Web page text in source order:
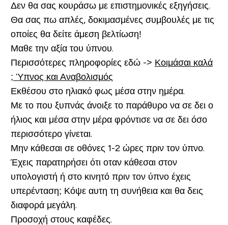
Δεν θα σας κουράσω με επιστημονικές εξηγήσεις.
Θα σας πω απλές, δοκιμασμένες συμβουλές με τις
οποίες θα δείτε άμεση βελτίωση!
Μαθε την αξία του ύπνου.
Περισσότερες πληροφορίες εδώ -> Κοιμάσαι καλά
; Ύπνος και Αναβολισμός
Εκθέσου στο ηλιακό φως μέσα στην ημέρα.
Με το που ξυπνάς άνοιξε το παράθυρο να σε δει ο
ήλιος και μέσα στην μέρα φρόντισε να σε δει όσο
περισσότερο γίνεται.
Μην κάθεσαι σε οθόνες 1-2 ώρες πριν τον ύπνο.
Έχεις παρατηρήσει ότι οταν κάθεσαι στον
υπολογιστή ή στο κινητό πριν τον ύπνο έχεις
υπερένταση; Κόψε αυτη τη συνήθεια και θα δεις
διαφορά μεγάλη.
Προσοχή στους καφέδες.